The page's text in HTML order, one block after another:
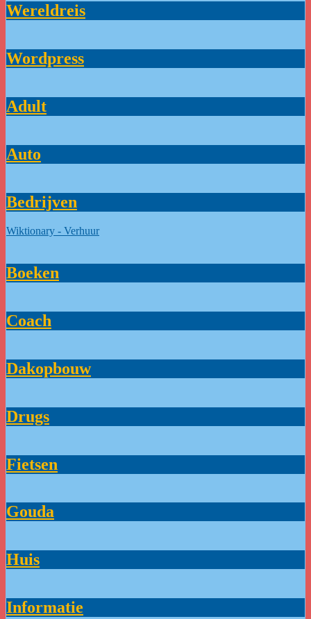
Wereldreis
Wordpress
Adult
Auto
Bedrijven
Wiktionary - Verhuur
Boeken
Coach
Dakopbouw
Drugs
Fietsen
Gouda
Huis
Informatie